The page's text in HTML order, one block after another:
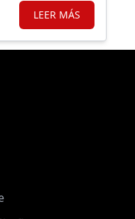
LEER MÁS